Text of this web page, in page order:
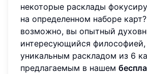
некоторые расклады
на определенном наборе
возможно, вы опытный
интересующийся
уникальным раскладом из 6
предлагаемым в нашем